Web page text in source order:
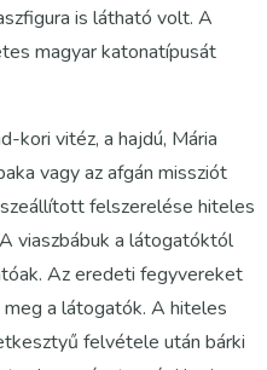
is látható volt. A
magyar katonatípusát
kori vitéz, a hajdú, Mária
vagy az afgán missziót
felszerelése hiteles
viaszbábuk a látogatóktól
Az eredeti fegyvereket
a látogatók. A hiteles
felvétele után bárki